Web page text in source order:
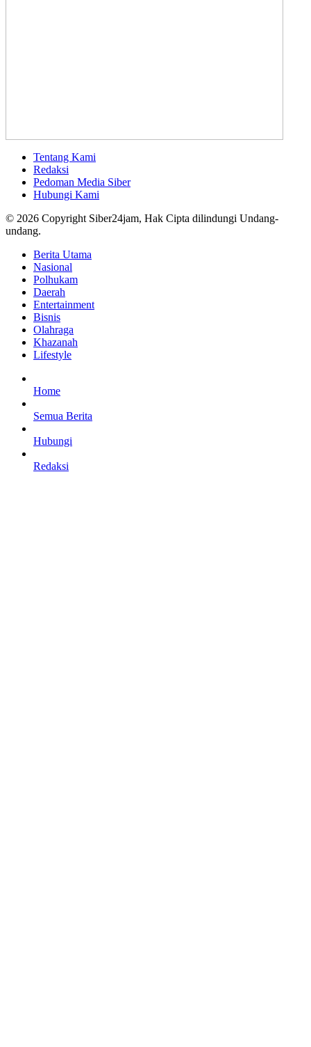
Tentang Kami
Redaksi
Pedoman Media Siber
Hubungi Kami
© 2026 Copyright Siber24jam, Hak Cipta dilindungi Undang-
undang.
Berita Utama
Nasional
Polhukam
Daerah
Entertainment
Bisnis
Olahraga
Khazanah
Lifestyle
Home
Semua Berita
Hubungi
Redaksi